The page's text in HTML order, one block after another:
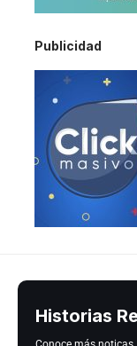
Publicidad
Historias